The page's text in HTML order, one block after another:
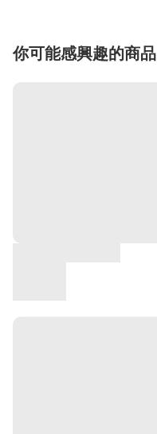
你可能感興趣的商品